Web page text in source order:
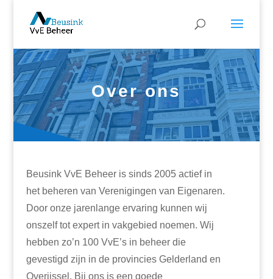
Over ons
Beusink VvE Beheer is sinds 2005 actief in
het beheren van Verenigingen van Eigenaren.
Door onze jarenlange ervaring kunnen wij
onszelf tot expert in vakgebied noemen. Wij
hebben zo’n 100 VvE’s in beheer die
gevestigd zijn in de provincies Gelderland en
Overijssel. Bij ons is een goede